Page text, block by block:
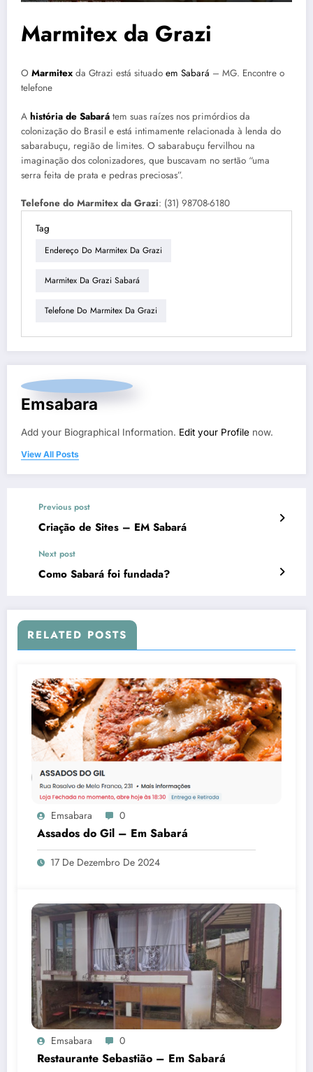
Marmitex da Grazi
O Marmitex da Gtrazi está situado em Sabará – MG. Encontre o
telefone
A história de Sabará tem suas raízes nos primórdios da
colonização do Brasil e está intimamente relacionada à lenda do
sabarabuçu, região de limites. O sabarabuçu fervilhou na
imaginação dos colonizadores, que buscavam no sertão “uma
serra feita de prata e pedras preciosas”.
Telefone do Marmitex da Grazi: (31) 98708-6180
Tag
Endereço Do Marmitex Da Grazi
Marmitex Da Grazi Sabará
Telefone Do Marmitex Da Grazi
Emsabara
Add your Biographical Information. Edit your Profile now.
View All Posts
Previous post
Criação de Sites – EM Sabará
Next post
Como Sabará foi fundada?
RELATED POSTS
Emsabara 0
Assados do Gil – Em Sabará
17 De Dezembro De 2024
Emsabara 0
Restaurante Sebastião – Em Sabará